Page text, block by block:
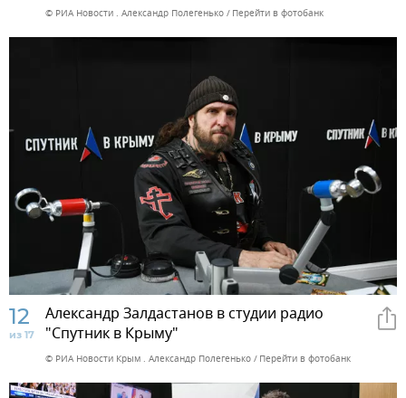
© РИА Новости . Александр Полегенько Перейти в фотобанк
12
из 17
Александр Залдастанов в студии радио
"Спутник в Крыму"
© РИА Новости Крым . Александр Полегенько Перейти в фотобанк